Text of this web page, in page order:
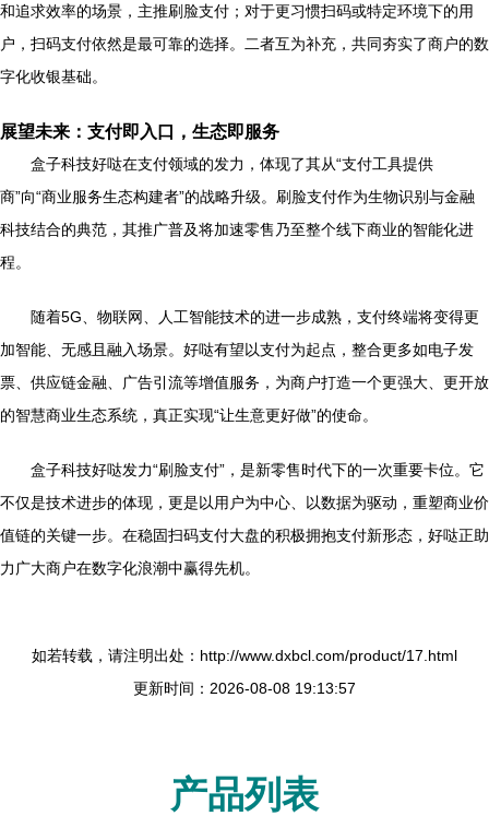
和追求效率的场景，主推刷脸支付；对于更习惯扫码或特定环境下的用
户，扫码支付依然是最可靠的选择。二者互为补充，共同夯实了商户的数
字化收银基础。
展望未来：支付即入口，生态即服务
盒子科技好哒在支付领域的发力，体现了其从“支付工具提供
商”向“商业服务生态构建者”的战略升级。刷脸支付作为生物识别与金融
科技结合的典范，其推广普及将加速零售乃至整个线下商业的智能化进
程。
随着5G、物联网、人工智能技术的进一步成熟，支付终端将变得更
加智能、无感且融入场景。好哒有望以支付为起点，整合更多如电子发
票、供应链金融、广告引流等增值服务，为商户打造一个更强大、更开放
的智慧商业生态系统，真正实现“让生意更好做”的使命。
盒子科技好哒发力“刷脸支付”，是新零售时代下的一次重要卡位。它
不仅是技术进步的体现，更是以用户为中心、以数据为驱动，重塑商业价
值链的关键一步。在稳固扫码支付大盘的积极拥抱支付新形态，好哒正助
力广大商户在数字化浪潮中赢得先机。
如若转载，请注明出处：http://www.dxbcl.com/product/17.html
更新时间：2026-08-08 19:13:57
产品列表